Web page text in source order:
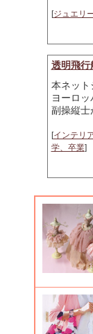
[ジュエリ
透明飛行
本ネット
ヨーロ
副操縦士
[インテリ
学、卒業]